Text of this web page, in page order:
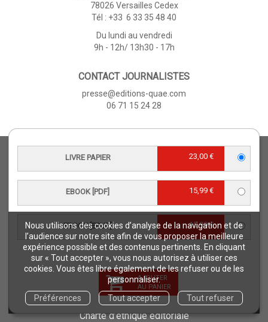
Nous utilisons des cookies d’analyse de la navigation et de
l’audience sur notre site afin de vous proposer la meilleure
expérience possible et des contenus pertinents. En cliquant
sur « Tout accepter », vous nous autorisez à utiliser ces
cookies. Vous êtes libre également de les refuser ou de les
personnaliser.
Préférences
Tout accepter Tout refuser
LIVRE PAPIER 23,00 €
EBOOK [PDF] 15,99 €
EBOOK [EPUB] 15,99 €
AJOUTER
AU PANIER
78026 Versailles Cedex
Tél : +33 6 33 35 48 40
Du lundi au vendredi
9h - 12h/ 13h30 - 17h
CONTACT JOURNALISTES
presse@editions-quae.com
06 71 15 24 28
ÉDITIONS QUÆ
Qui sommes-nous ?
Nos collections
CGV
Comment commander ?
Où trouver nos ouvrages ?
Contact
Comment lire un ebook ?
Conseil scientifique et éditorial
Charte d’éthique éditoriale